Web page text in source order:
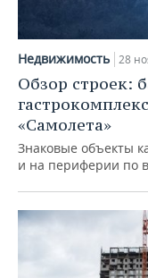
Недвижимость 28
Обзор строек:
«Самолета»
Знаковые объекты
и на периферии по